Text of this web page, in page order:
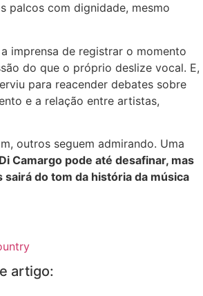
palcos com dignidade, mesmo
imprensa de registrar o momento
do que o próprio deslize vocal. E,
para reacender debates sobre
e a relação entre artistas,
outros seguem admirando. Uma
Camargo pode até desafinar, mas
sairá do tom da história da música
artigo: